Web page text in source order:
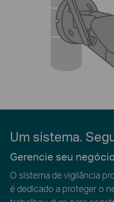
Um sistema.
Gerencie seu
O sistema de vigilância
é dedicado a proteger o